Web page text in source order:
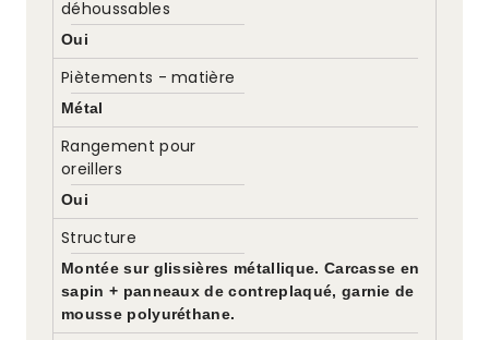
déhoussables
Oui
Piètements - matière
Métal
Rangement pour
oreillers
Oui
Structure
Montée sur glissières métallique. Carcasse en
sapin + panneaux de contreplaqué, garnie de
mousse polyuréthane.